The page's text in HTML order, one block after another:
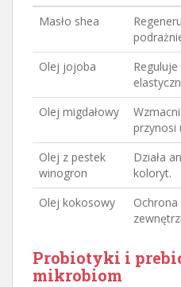
Masło shea
Olej jojoba
Olej migdałowy
przynosi
Olej z pestek
winogron
Działa
koloryt.
Olej kokosowy
Ochrona
Probiotyki i
mikrobiom